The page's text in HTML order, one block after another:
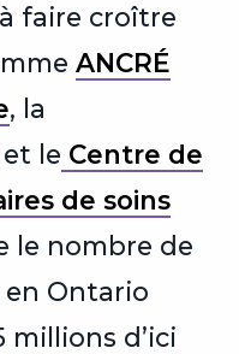
faire croître
ANCRÉ
, la
le Centre de
de soins
le nombre de
Ontario
d’ici